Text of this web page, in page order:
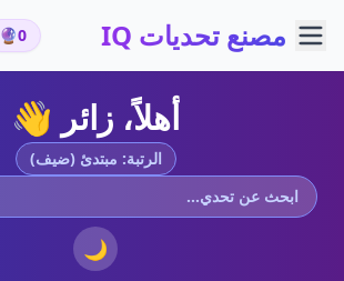
مصنع تحديات IQ 0
🔮
أهلاً، زائر 👋
الرتبة: مبتدئ (ضيف)
🌙